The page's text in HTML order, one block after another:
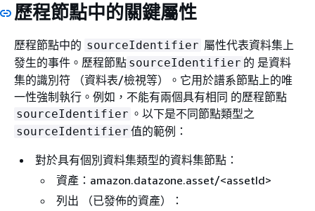
歷程節點中的關鍵屬性
歷程節點中的 sourceIdentifier 屬性代表資料集上
發生的事件。歷程節點 sourceIdentifier 的 是資料
集的識別符 （資料表/檢視等）。它用於譜系節點上的唯
一性強制執行。例如，不能有兩個具有相同 的歷程節點
sourceIdentifier 。以下是不同節點類型之
sourceIdentifier 值的範例：
對於具有個別資料集類型的資料集節點：
資產：amazon.datazone.asset/<assetId>
列出 （已發佈的資產）：